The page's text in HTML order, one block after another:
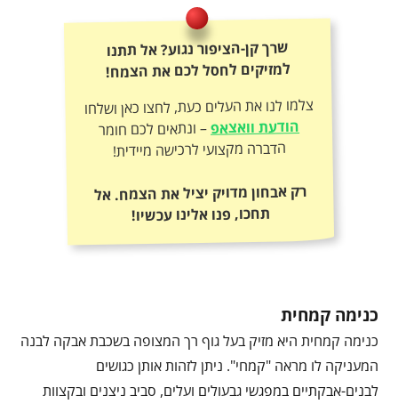
שרך קן-הציפור נגוע? אל תתנו
למזיקים לחסל לכם את הצמח!
צלמו לנו את העלים כעת, לחצו כאן ושלחו
הודעת וואצאפ– ונתאים לכם חומר
הדברה מקצועי לרכישה מיידית!
רק אבחון מדויק יציל את הצמח. אל
תחכו, פנו אלינו עכשיו!
כנימה קמחית
כנימה קמחית היא מזיק בעל גוף רך המצופה בשכבת אבקה לבנה
המעניקה לו מראה "קמחי". ניתן לזהות אותן כגושים
לבנים-אבקתיים במפגשי גבעולים ועלים, סביב ניצנים ובקצוות